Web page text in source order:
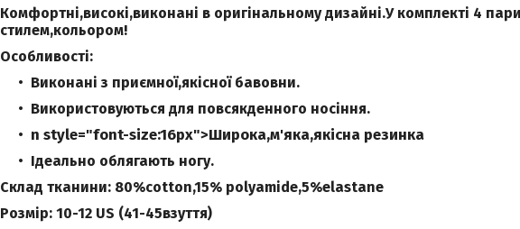
Комфортні,високі,виконані в оригінальному дизайні.У комплекті 4
стилем,кольором!
Особливості:
Виконані з приємної,якісної бавовни.
Використовуються для повсякденного носіння.
n style="font-size:16px">Широка,м'яка,якісна резинка
Ідеально облягають ногу.
Склад тканини: 80%cotton,15% polyamide,5%elastane
Розмір: 10-12 US (41-45взуття)